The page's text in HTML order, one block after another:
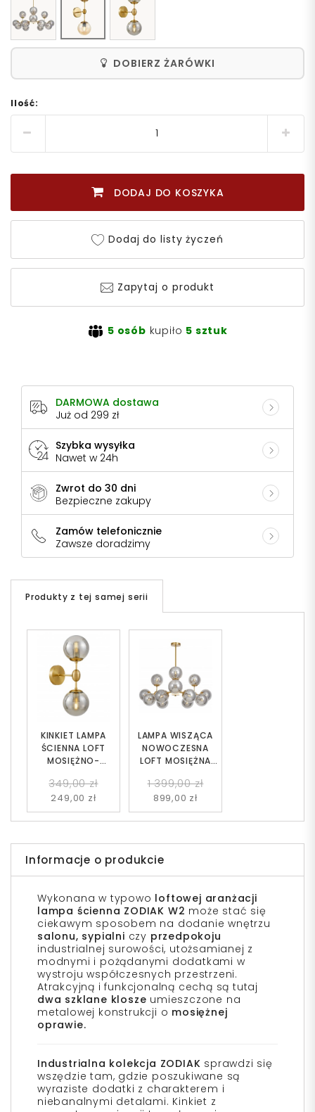
DOBIERZ ŻARÓWKI
Ilość:
DODAJ DO KOSZYKA
Dodaj do listy życzeń
Zapytaj o produkt
5 osób kupiło 5 sztuk
DARMOWA dostawa
Już od 299 zł
Szybka wysyłka
Nawet w 24h
Zwrot do 30 dni
Bezpieczne zakupy
Zamów telefonicznie
Zawsze doradzimy
Produkty z tej samej serii
LAMPA WISZĄCA
NOWOCZESNA
LOFT MOSIĘŻNA
1 399,00 zł
899,00 zł
KINKIET LAMPA
ŚCIENNA LOFT
MOSIĘŻNO-
W2
349,00 zł
249,00 zł
Informacje o produkcie
Wykonana w typowo loftowej aranżacji
lampa ścienna ZODIAK W2 może stać się
ciekawym sposobem na dodanie wnętrzu
salonu, sypialni czy przedpokoju
industrialnej surowości, utożsamianej z
modnymi i pożądanymi dodatkami w
wystroju współczesnych przestrzeni.
Atrakcyjną i funkcjonalną cechą są tutaj
dwa szklane klosze umieszczone na
metalowej konstrukcji o mosiężnej
oprawie.
Industrialna kolekcja ZODIAK sprawdzi się
wszędzie tam, gdzie poszukiwane są
wyraziste dodatki z charakterem i
niebanalnymi detalami. Kinkiet z